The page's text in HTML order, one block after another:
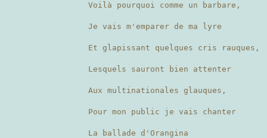
Voilà pourquoi comme un barbare,
Je vais m'emparer de ma lyre
Et glapissant quelques cris rauques,
Lesquels sauront bien attenter
Aux multinationales glauques,
Pour mon public je vais chanter
La ballade d'Orangina